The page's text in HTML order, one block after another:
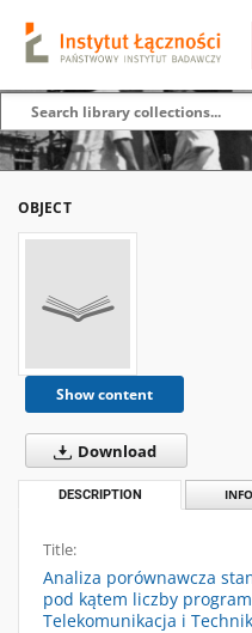
OBJECT
Show content
Download
DESCRIPTION
Title:
Analiza porównawcza
pod kątem liczby
Telekomunikacja i